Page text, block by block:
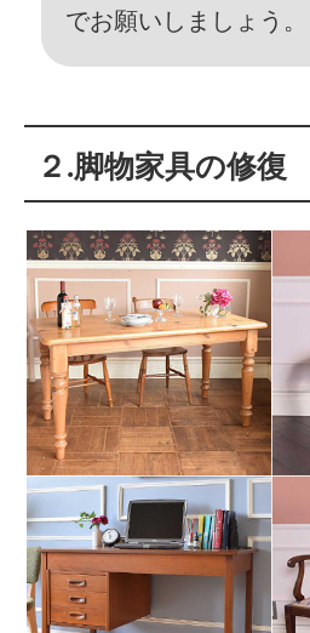
でお願いしましょう。
２.脚物家具の修復